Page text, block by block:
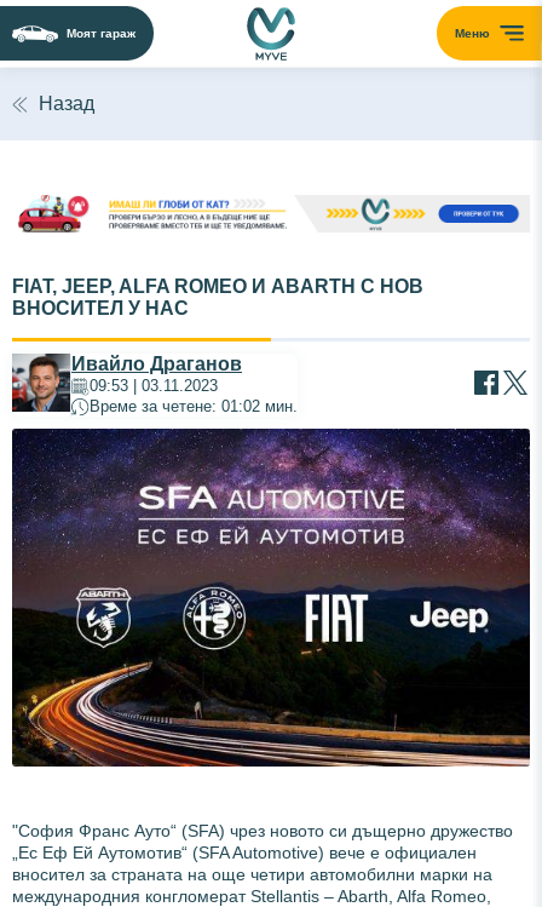
Меню
Моят гараж
Назад
FIAT, JEEP, ALFA ROMEO И ABARTH С НОВ
ВНОСИТЕЛ У НАС
Ивайло Драганов
09:53 | 03.11.2023
Време за четене: 01:02 мин.
"София Франс Ауто“ (SFA) чрез новото си дъщерно дружество
„Ес Еф Ей Аутомотив“ (SFA Automotive) вече е официален
вносител за страната на още четири автомобилни марки на
международния конгломерат Stellantis – Abarth, Alfa Romeo,